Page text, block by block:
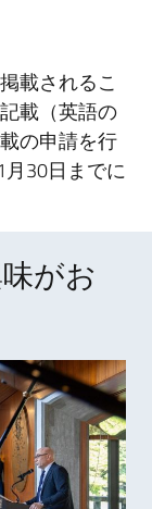
載されるこ
記載（英語の
の申請を行
30日までに
がお